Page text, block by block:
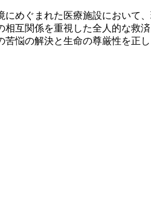
めぐまれた医療施設において
互関係を重視した全人的な救
悩の解決と生命の尊厳性を正